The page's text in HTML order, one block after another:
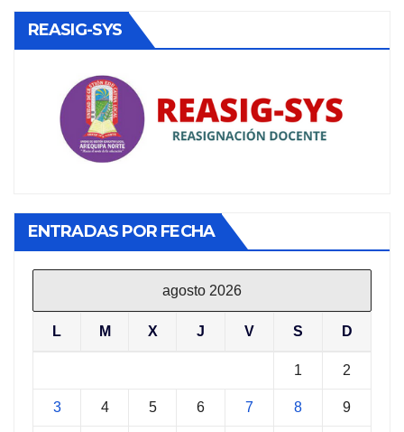
REASIG-SYS
ENTRADAS POR FECHA
agosto 2026
L M X J V S D
1 2
3 4 5 6 7 8 9